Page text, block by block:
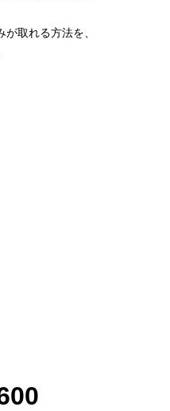
取れる方法を、